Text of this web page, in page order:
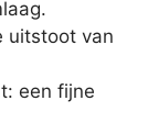
uitstoot van
een fijne